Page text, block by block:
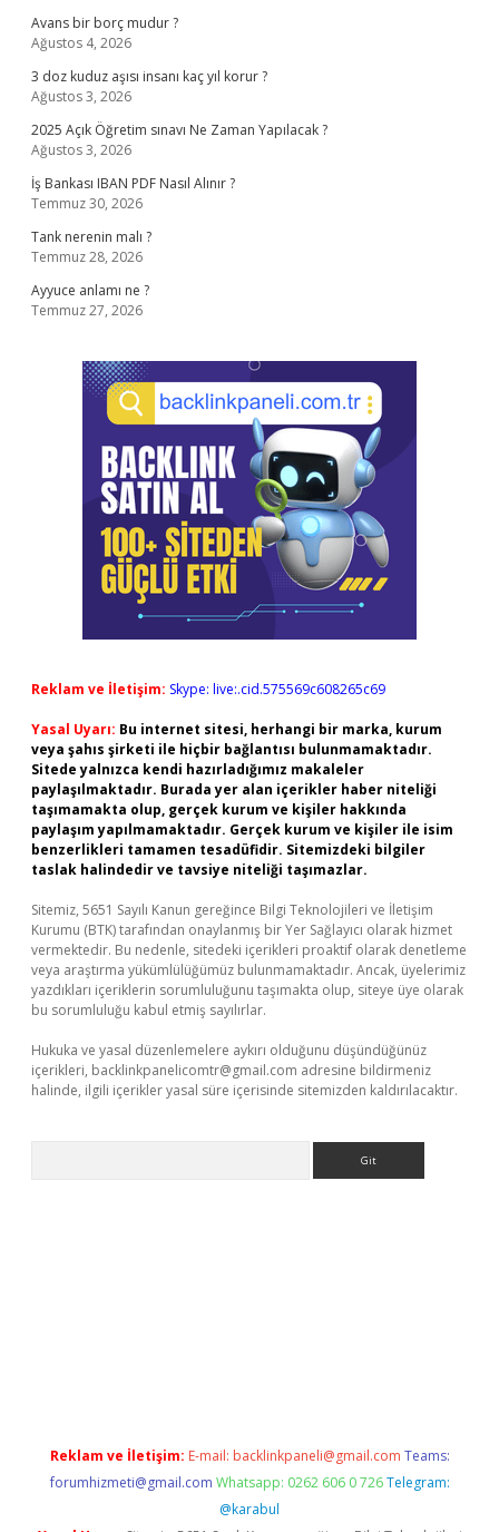
Avans bir borç mudur ?
Ağustos 4, 2026
3 doz kuduz aşısı insanı kaç yıl korur ?
Ağustos 3, 2026
2025 Açık Öğretim sınavı Ne Zaman Yapılacak ?
Ağustos 3, 2026
İş Bankası IBAN PDF Nasıl Alınır ?
Temmuz 30, 2026
Tank nerenin malı ?
Temmuz 28, 2026
Ayyuce anlamı ne ?
Temmuz 27, 2026
Reklam ve İletişim: Skype: live:.cid.575569c608265c69
Yasal Uyarı: Bu internet sitesi, herhangi bir marka, kurum
veya şahıs şirketi ile hiçbir bağlantısı bulunmamaktadır.
Sitede yalnızca kendi hazırladığımız makaleler
paylaşılmaktadır. Burada yer alan içerikler haber niteliği
taşımamakta olup, gerçek kurum ve kişiler hakkında
paylaşım yapılmamaktadır. Gerçek kurum ve kişiler ile isim
benzerlikleri tamamen tesadüfidir. Sitemizdeki bilgiler
taslak halindedir ve tavsiye niteliği taşımazlar.
Sitemiz, 5651 Sayılı Kanun gereğince Bilgi Teknolojileri ve İletişim
Kurumu (BTK) tarafından onaylanmış bir Yer Sağlayıcı olarak hizmet
vermektedir. Bu nedenle, sitedeki içerikleri proaktif olarak denetleme
veya araştırma yükümlülüğümüz bulunmamaktadır. Ancak, üyelerimiz
yazdıkları içeriklerin sorumluluğunu taşımakta olup, siteye üye olarak
bu sorumluluğu kabul etmiş sayılırlar.
Hukuka ve yasal düzenlemelere aykırı olduğunu düşündüğünüz
içerikleri, backlinkpanelicomtr@gmail.com adresine bildirmeniz
halinde, ilgili içerikler yasal süre içerisinde sitemizden kaldırılacaktır.
Reklam ve İletişim: E-mail: backlinkpaneli@gmail.com Teams:
forumhizmeti@gmail.com Whatsapp: 0262 606 0 726 Telegram:
@karabul